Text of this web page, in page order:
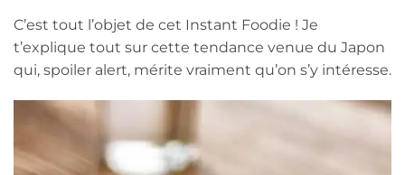
C’est tout l’objet de cet Instant Foodie ! Je
t’explique tout sur cette tendance venue du Japon
qui, spoiler alert, mérite vraiment qu’on s’y intéresse.